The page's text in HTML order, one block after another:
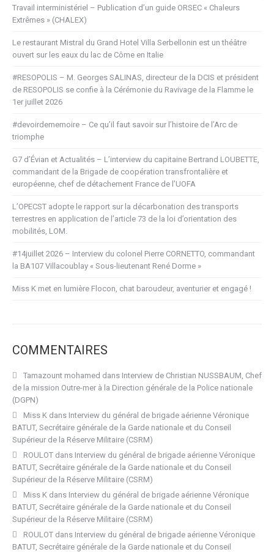
Travail interministériel – Publication d’un guide ORSEC « Chaleurs
Extrêmes » (CHALEX)
Le restaurant Mistral du Grand Hotel Villa Serbellonin est un théâtre
ouvert sur les eaux du lac de Côme en Italie
#RESOPOLIS – M. Georges SALINAS, directeur de la DCIS et président
de RESOPOLIS se confie à la Cérémonie du Ravivage de la Flamme le
1er juillet 2026
#devoirdememoire – Ce qu’il faut savoir sur l’histoire de l’Arc de
triomphe
G7 d’Évian et Actualités – L’interview du capitaine Bertrand LOUBETTE,
commandant de la Brigade de coopération transfrontalière et
européenne, chef de détachement France de l’UOFA
L’OPECST adopte le rapport sur la décarbonation des transports
terrestres en application de l’article 73 de la loi d’orientation des
mobilités, LOM.
#14juillet 2026 – Interview du colonel Pierre CORNETTO, commandant
la BA107 Villacoublay « Sous-lieutenant René Dorme »
Miss K met en lumière Flocon, chat baroudeur, aventurier et engagé !
COMMENTAIRES
Tamazount mohamed dans Interview de Christian NUSSBAUM, Chef
de la mission Outre-mer à la Direction générale de la Police nationale
(DGPN)
Miss K dans Interview du général de brigade aérienne Véronique
BATUT, Secrétaire générale de la Garde nationale et du Conseil
Supérieur de la Réserve Militaire (CSRM)
ROULOT dans Interview du général de brigade aérienne Véronique
BATUT, Secrétaire générale de la Garde nationale et du Conseil
Supérieur de la Réserve Militaire (CSRM)
Miss K dans Interview du général de brigade aérienne Véronique
BATUT, Secrétaire générale de la Garde nationale et du Conseil
Supérieur de la Réserve Militaire (CSRM)
ROULOT dans Interview du général de brigade aérienne Véronique
BATUT, Secrétaire générale de la Garde nationale et du Conseil